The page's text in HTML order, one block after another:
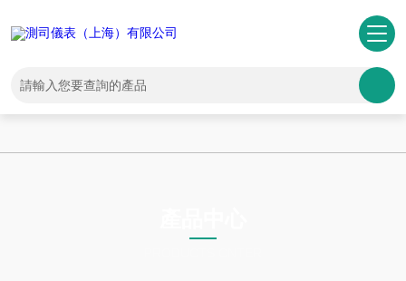
黄一级大片-农村妇女毛片-成人音影-国产123区在线观看-亚洲国产精品
无码久久久-懂色中文一区二区在线播放-久久综合久久伊人